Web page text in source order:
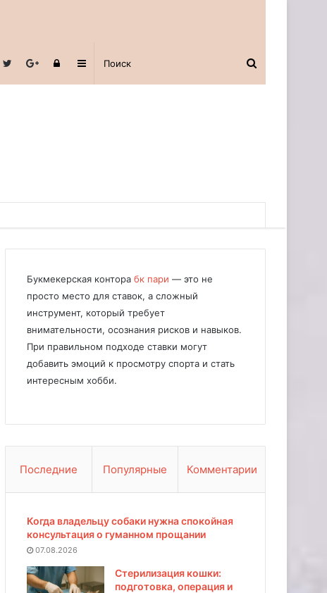
Sidebar
Авторизоваться
Букмекерская конторабк пари — это не
просто место для ставок, а сложный
инструмент, который требует
внимательности, осознания рисков и навыков.
При правильном подходе ставки могут
добавить эмоций к просмотру спорта и стать
интересным хобби.
Последние Популярные Комментарии
Когда владельцу собаки нужна спокойная
консультация о гуманном прощании
07.08.2026
Стерилизация кошки:
подготовка, операция и